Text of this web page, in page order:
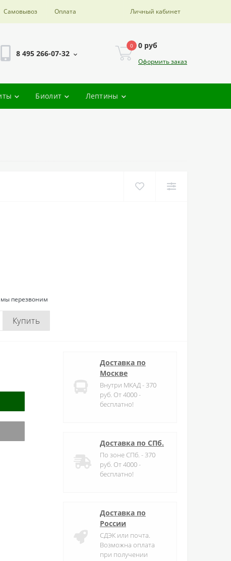
Самовывоз Оплата Личный кабинет
8 495 266-07-32
0 0 руб
Оформить заказ
Биолит Лептины
перезвоним
Купить
Доставка по
Москве
Внутри МКАД - 370
руб. От 4000 -
бесплатно!
Доставка по СПб.
По зоне СПб. - 370
руб. От 4000 -
бесплатно!
Доставка по
России
СДЭК или почта.
Возможна оплата
при получении